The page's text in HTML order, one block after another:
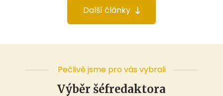
Další články
Pečlivě jsme pro vás vybrali
Výběr šéfredaktora